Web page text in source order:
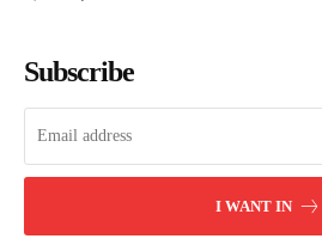
Subscribe
I WANT IN